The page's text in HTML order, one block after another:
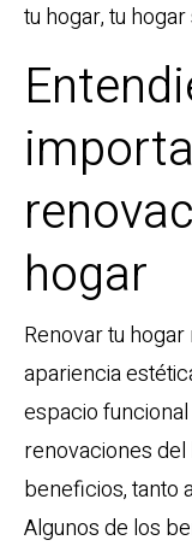
tu hogar, tu
hogar
Renovar tu
apariencia
espacio
renovaciones
beneficios, tanto
Algunos de los